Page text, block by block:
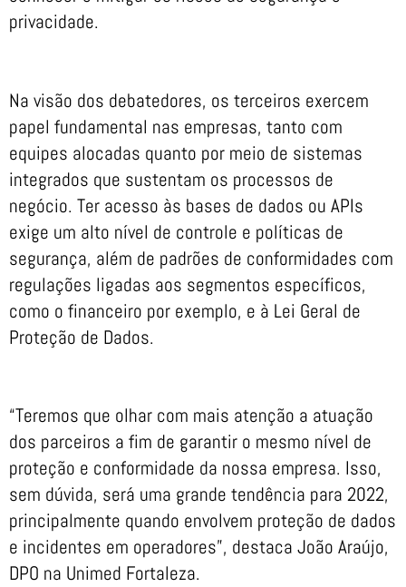
privacidade.
Na visão dos debatedores, os terceiros exercem
papel fundamental nas empresas, tanto com
equipes alocadas quanto por meio de sistemas
integrados que sustentam os processos de
negócio. Ter acesso às bases de dados ou APIs
exige um alto nível de controle e políticas de
segurança, além de padrões de conformidades com
regulações ligadas aos segmentos específicos,
como o financeiro por exemplo, e à Lei Geral de
Proteção de Dados.
“Teremos que olhar com mais atenção a atuação
dos parceiros a fim de garantir o mesmo nível de
proteção e conformidade da nossa empresa. Isso,
sem dúvida, será uma grande tendência para 2022,
principalmente quando envolvem proteção de dados
e incidentes em operadores”, destaca João Araújo,
DPO na Unimed Fortaleza.